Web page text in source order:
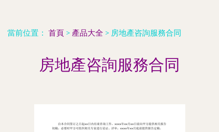
當前位置： 首頁 > 產品大全 > 房地產咨詢服務合同
房地產咨詢服務合同